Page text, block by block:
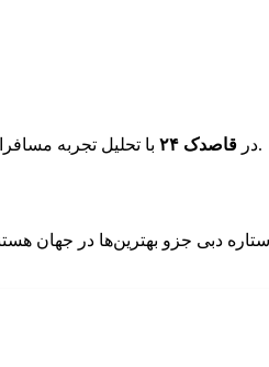
در قاصدک ۲۴ با تحلیل تجربه ، تلاش کرده‌ایم فرآیند انتخاب و رزرو هتل را هوشمندانه، شفاف و بدون سردرگمی انجام دهید.